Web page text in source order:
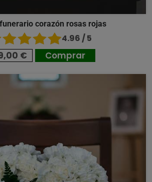
corazón rosas rojas
4.96 / 5
€ Comprar